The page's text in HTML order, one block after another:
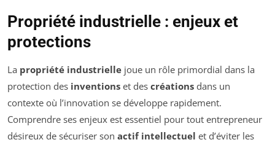
Propriété industrielle : enjeux et
protections
La propriété industrielle joue un rôle primordial dans la
protection des inventions et des créations dans un
contexte où l’innovation se développe rapidement.
Comprendre ses enjeux est essentiel pour tout entrepreneur
désireux de sécuriser son actif intellectuel et d’éviter les